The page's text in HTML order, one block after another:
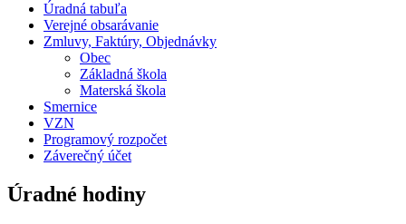
Úradná tabuľa
Verejné obsarávanie
Zmluvy, Faktúry, Objednávky
Obec
Základná škola
Materská škola
Smernice
VZN
Programový rozpočet
Záverečný účet
Úradné hodiny